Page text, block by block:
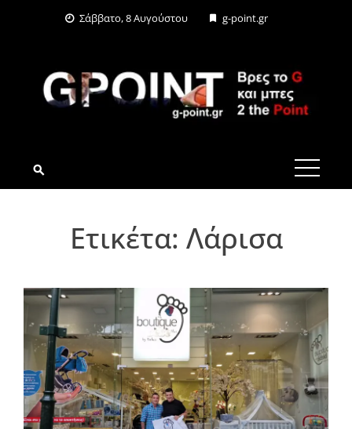
Σάββατο, 8 Αυγούστου g-point.gr
G-POINT.GR
Ετικέτα: Λάρισα